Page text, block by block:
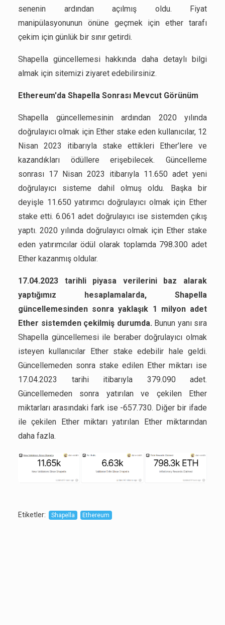
senenin ardından açılmış oldu. Fiyat
manipülasyonunun önüne geçmek için ether tarafı
çekim için günlük bir sınır getirdi.
Shapella güncellemesi hakkında daha detaylı bilgi
almak için sitemizi ziyaret edebilirsiniz.
Ethereum'da Shapella Sonrası Mevcut Görünüm
Shapella güncellemesinin ardından 2020 yılında
doğrulayıcı olmak için Ether stake eden kullanıcılar, 12
Nisan 2023 itibarıyla stake ettikleri Ether’lere ve
kazandıkları ödüllere erişebilecek. Güncelleme
sonrası 17 Nisan 2023 itibarıyla 11.650 adet yeni
doğrulayıcı sisteme dahil olmuş oldu. Başka bir
deyişle 11.650 yatırımcı doğrulayıcı olmak için Ether
stake etti. 6.061 adet doğrulayıcı ise sistemden çıkış
yaptı. 2020 yılında doğrulayıcı olmak için Ether stake
eden yatırımcılar ödül olarak toplamda 798.300 adet
Ether kazanmış oldular.
17.04.2023 tarihli piyasa verilerini baz alarak
yaptığımız hesaplamalarda, Shapella
güncellemesinden sonra yaklaşık 1 milyon adet
Ether sistemden çekilmiş durumda. Bunun yanı sıra
Shapella güncellemesi ile beraber doğrulayıcı olmak
isteyen kullanıcılar Ether stake edebilir hale geldi.
Güncellemeden sonra stake edilen Ether miktarı ise
17.04.2023 tarihi itibarıyla 379.090 adet.
Güncellemeden sonra yatırılan ve çekilen Ether
miktarları arasındaki fark ise -657.730. Diğer bir ifade
ile çekilen Ether miktarı yatırılan Ether miktarından
daha fazla.
Etiketler: Shapella Ethereum